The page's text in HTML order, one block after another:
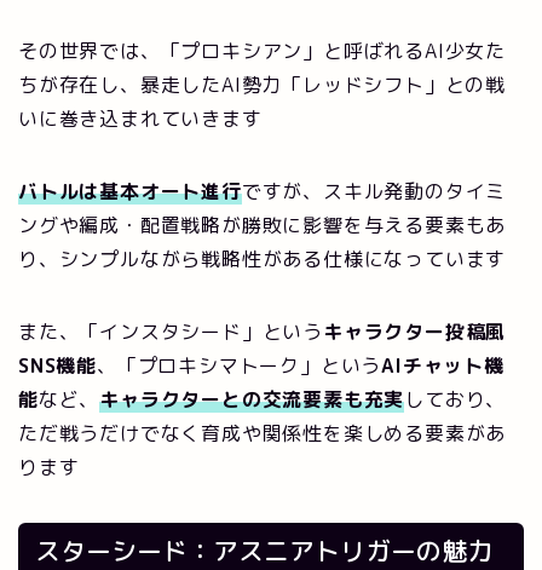
その世界では、「プロキシアン」と呼ばれるAI少女た
ちが存在し、暴走したAI勢力「レッドシフト」との戦
いに巻き込まれていきます
バトルは基本オート進行ですが、スキル発動のタイミ
ングや編成・配置戦略が勝敗に影響を与える要素もあ
り、シンプルながら戦略性がある仕様になっています
また、「インスタシード」というキャラクター投稿風
SNS機能、「プロキシマトーク」というAIチャット機
能など、キャラクターとの交流要素も充実しており、
ただ戦うだけでなく育成や関係性を楽しめる要素があ
ります
スターシード：アスニアトリガーの魅力